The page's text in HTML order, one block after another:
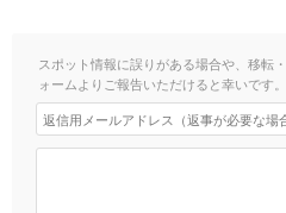
スポット情報に誤りがある場合や、移転
ォームよりご報告いただけると幸いです。